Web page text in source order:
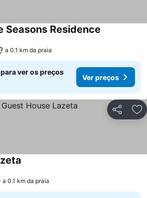
Seasons Residence
a 0.1 km da praia
ver os preços
Ver preços
Partilhar
a 0.1 km da praia